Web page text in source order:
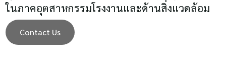
ในภาคอุตสาหกรรมโรงงานและด้านสิ่งแวดล้อม
Contact Us